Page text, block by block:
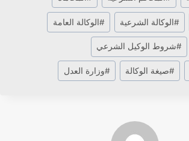
#الوكالة الشرعية #الوكالة العامة
#شروط الوكيل الشرعي
#صيغة الوكالة #وزارة العدل